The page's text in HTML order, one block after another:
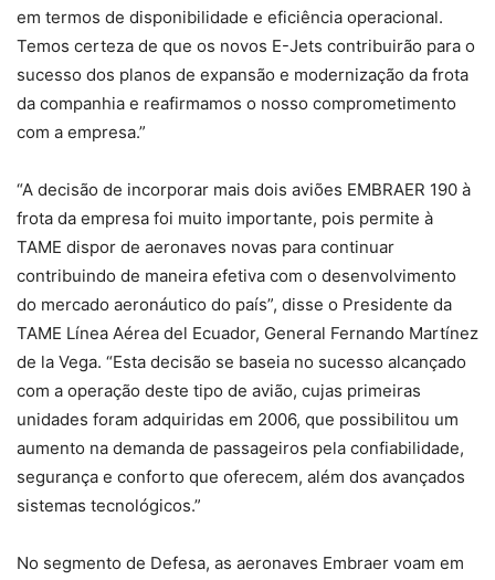
em termos de disponibilidade e eficiência operacional.
Temos certeza de que os novos E-Jets contribuirão para o
sucesso dos planos de expansão e modernização da frota
da companhia e reafirmamos o nosso comprometimento
com a empresa.”
“A decisão de incorporar mais dois aviões EMBRAER 190 à
frota da empresa foi muito importante, pois permite à
TAME dispor de aeronaves novas para continuar
contribuindo de maneira efetiva com o desenvolvimento
do mercado aeronáutico do país”, disse o Presidente da
TAME Línea Aérea del Ecuador, General Fernando Martínez
de la Vega. “Esta decisão se baseia no sucesso alcançado
com a operação deste tipo de avião, cujas primeiras
unidades foram adquiridas em 2006, que possibilitou um
aumento na demanda de passageiros pela confiabilidade,
segurança e conforto que oferecem, além dos avançados
sistemas tecnológicos.”
No segmento de Defesa, as aeronaves Embraer voam em